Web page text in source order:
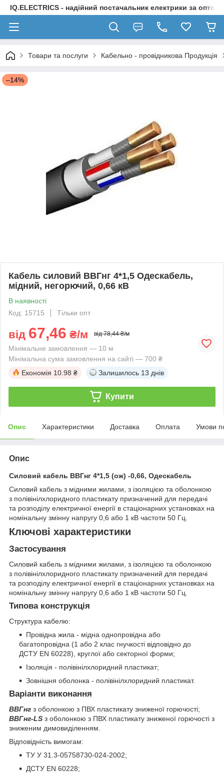
IQ.ELECTRICS - надійний постачальник електрики за
Товари та послуги Кабельно - провідникова Продукція
–14%
Кабель силовий ВВГнг 4*1,5 Одескабель,
мідний, негорючий, 0,66 кВ
В наявності
Код: 15715
Тільки опт
від 67,46 ₴/м від 78,44 ₴/м
Мінімальне замовлення — 10 м
Мінімальна сума замовлення на сайті — 700 ₴
Економія 10.98 ₴ Залишилось 13 днів
Купити
Опис Характеристики Доставка Оплата Умови
Опис
Силовий кабель ВВГнг 4*1,5 (ож) -0,66, Одескабель
Силовий кабель з мідними жилами, з ізоляцією та оболонкою
з полівінілхлоридного пластикату призначений для передачі
та розподілу електричної енергії в стаціонарних установках на
номінальну змінну напругу 0,6 або 1 кВ частоти 50 Гц.
Ключові характеристики
Застосування
Силовий кабель з мідними жилами, з ізоляцією та оболонкою
з полівінілхлоридного пластикату призначений для передачі
та розподілу електричної енергії в стаціонарних установках на
номінальну змінну напругу 0,6 або 1 кВ частоти 50 Гц.
Типова конструкція
Структура кабелю:
Провідна жила - мідна однопровідна або
багатопровідна (1 або 2 клас гнучкості відповідно до
ДСТУ EN 60228), круглої або секторної форми;
Ізоляція - полівінілхлоридний пластикат;
Зовнішня оболонка - полівінілхлоридний пластикат.
Варіанти виконання
ВВГнг з оболонкою з ПВХ пластикату зниженої горючості;
ВВГнг-LS з оболонкою з ПВХ пластикату зниженої горючості з
зниженим димовиділенням.
Відповідність вимогам:
ТУ У 31.3-05758730-024-2002;
ДСТУ EN 60228;